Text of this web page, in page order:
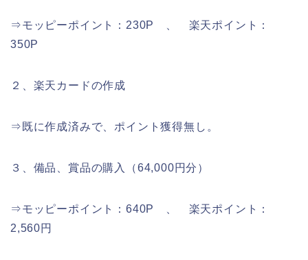
⇒モッピーポイント：230P 、 楽天ポイント：
350P
２、楽天カードの作成
⇒既に作成済みで、ポイント獲得無し。
３、備品、賞品の購入（64,000円分）
⇒モッピーポイント：640P 、 楽天ポイント：
2,560円